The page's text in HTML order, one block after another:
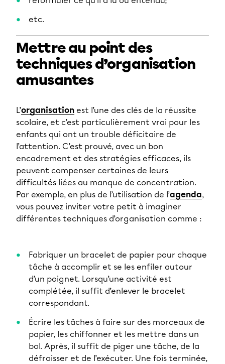
etc.
Mettre au point des
techniques d’organisation
amusantes
L’organisation est l’une des clés de la réussite
scolaire, et c’est particulièrement vrai pour les
enfants qui ont un trouble déficitaire de
l’attention. C’est prouvé, avec un bon
encadrement et des stratégies efficaces, ils
peuvent compenser certaines de leurs
difficultés liées au manque de concentration.
Par exemple, en plus de l’utilisation de l’agenda,
vous pouvez inviter votre petit à imaginer
différentes techniques d’organisation comme :
Fabriquer un bracelet de papier pour chaque
tâche à accomplir et se les enfiler autour
d’un poignet. Lorsqu’une activité est
complétée, il suffit d’enlever le bracelet
correspondant.
Écrire les tâches à faire sur des morceaux de
papier, les chiffonner et les mettre dans un
bol. Après, il suffit de piger une tâche, de la
défroisser et de l’exécuter. Une fois terminée,